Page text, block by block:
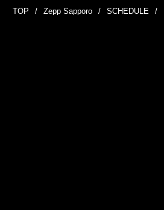
TOP Zepp Sapporo SCHEDULE